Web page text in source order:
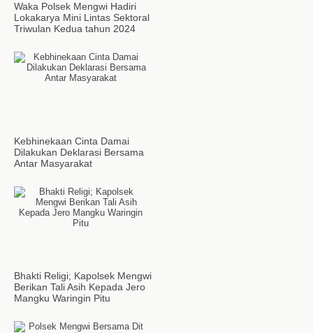
Waka Polsek Mengwi Hadiri
Lokakarya Mini Lintas Sektoral
Triwulan Kedua tahun 2024
Kebhinekaan Cinta Damai
Dilakukan Deklarasi Bersama
Antar Masyarakat
Bhakti Religi; Kapolsek Mengwi
Berikan Tali Asih Kepada Jero
Mangku Waringin Pitu